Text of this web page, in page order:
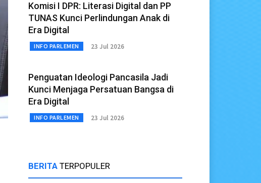
Komisi I DPR: Literasi Digital dan PP
TUNAS Kunci Perlindungan Anak di
Era Digital
INFO PARLEMEN 23 Jul 2026
Penguatan Ideologi Pancasila Jadi
Kunci Menjaga Persatuan Bangsa di
Era Digital
INFO PARLEMEN 23 Jul 2026
BERITA TERPOPULER